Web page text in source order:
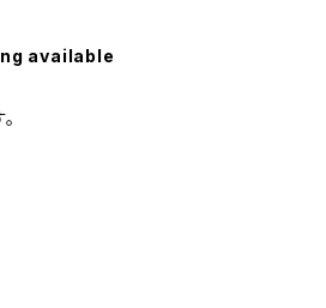
available